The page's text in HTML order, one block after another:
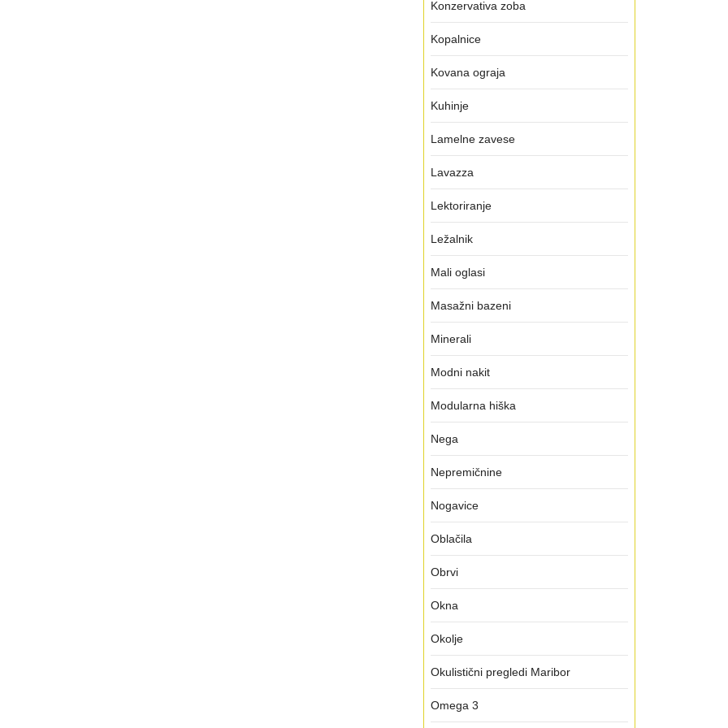
Konzervativa zoba
Kopalnice
Kovana ograja
Kuhinje
Lamelne zavese
Lavazza
Lektoriranje
Ležalnik
Mali oglasi
Masažni bazeni
Minerali
Modni nakit
Modularna hiška
Nega
Nepremičnine
Nogavice
Oblačila
Obrvi
Okna
Okolje
Okulistični pregledi Maribor
Omega 3